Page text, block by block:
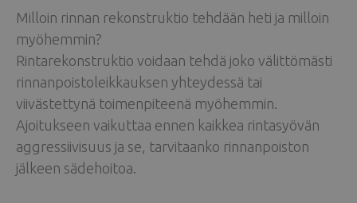
Milloin rinnan rekonstruktio tehdään heti ja milloin
myöhemmin?
Rintarekonstruktio voidaan tehdä joko välittömästi
rinnanpoistoleikkauksen yhteydessä tai
viivästettynä toimenpiteenä myöhemmin.
Ajoitukseen vaikuttaa ennen kaikkea rintasyövän
aggressiivisuus ja se, tarvitaanko rinnanpoiston
jälkeen sädehoitoa.